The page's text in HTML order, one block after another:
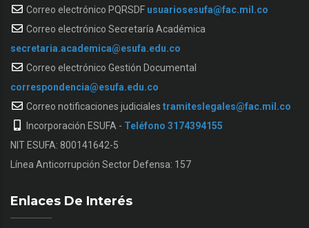
Correo electrónico PQRSDF usuariosesufa@fac.mil.co
Correo electrónico Secretaría Académica
secretaria.academica@esufa.edu.co
Correo electrónico Gestión Documental
correspondencia@esufa.edu.co
Correo notificaciones judiciales tramiteslegales@fac.mil.co
Incorporación ESUFA - Teléfono 3174394155
NIT ESUFA: 800141642-5
Línea Anticorrupción Sector Defensa: 157
Enlaces De Interés